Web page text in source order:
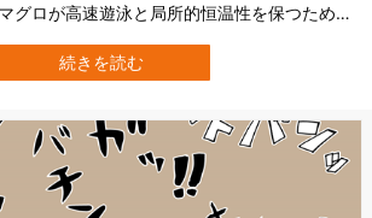
グロが高速遊泳と局所的恒温性を保つために
ます。 止まることなく泳ぎ続ける驚きの生態
ましょう。 マグロが「止まれない」理由 マグ
続きを読む